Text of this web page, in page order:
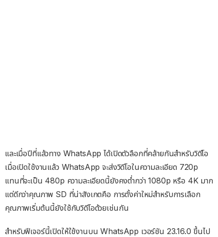
และเมื่อปีที่แล้วทาง WhatsApp ได้เปิดตัวลือกที่คล้ายกันสำหรับวิดีโอ
เมื่อเปิดใช้งานแล้ว WhatsApp จะส่งวิดีโอในความละเอียด 720p
แทนที่จะเป็น 480p ความละเอียดนี้ยังคงต่ำกว่า 1080p หรือ 4K มาก
แต่ดีกว่าคุณภาพ SD ที่น่าสังเกตคือ การตั้งค่าใหม่สำหรับการเลือก
คุณภาพเริ่มต้นนี้ยังใช้กับวิดีโอด้วยเช่นกัน
สำหรับฟีเจอร์นี้เปิดให้ใช้งานบน WhatsApp เวอร์ชัน 23.16.0 ขึ้นไป